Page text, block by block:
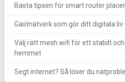
Bästa tipsen för smart router
Gästnätverk som gör ditt digitala liv
Välj rätt mesh wifi för ett stabilt
hemmet
Segt internet? Så löser du